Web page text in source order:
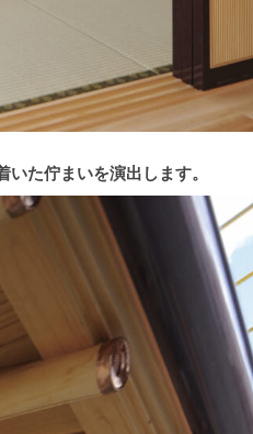
た佇まいを演出します。